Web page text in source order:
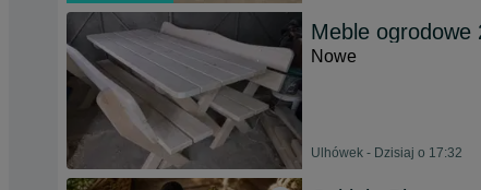
Meble ogrodowe
Nowe
Ulhówek - Dzisiaj o 17:32